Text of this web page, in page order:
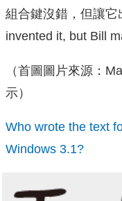
組合鍵沒錯，但讓
invented it, but Bill
（首圖圖片來源：
示）
Who wrote the text
Windows 3.1?